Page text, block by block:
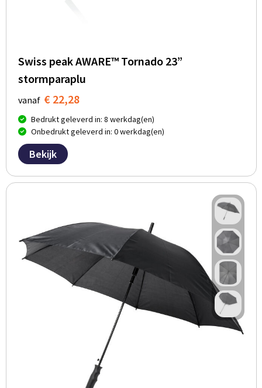
Swiss peak AWARE™ Tornado 23”
stormparaplu
vanaf € 22,28
Bedrukt geleverd in: 8 werkdag(en)
Onbedrukt geleverd in: 0 werkdag(en)
Bekijk